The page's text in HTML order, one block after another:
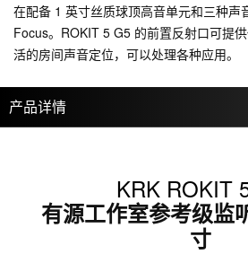
在配备 1 英寸丝质球顶高音单元和三种声
Focus。ROKIT 5 G5 的前置反射口可提
活的房间声音定位，可以处理各种应用。
产品详情
KRK ROKIT
有源工作室参考级监
寸